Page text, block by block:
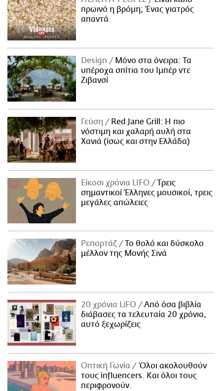
πρωινό η βρόμη; Ένας γιατρός
απαντά
Design
Μόνο στα όνειρα: Τα
υπέροχα σπίτια του Ιμπέρ ντε
Ζιβανσί
Γεύση
Red Jane Grill: Η πιο
νόστιμη και χαλαρή αυλή στα
Χανιά (ίσως και στην Ελλάδα)
Είκοσι χρόνια LIFO
Tρεις
σημαντικοί Έλληνες μουσικοί, τρεις
μεγάλες απώλειες
Ρεπορτάζ
Το θολό και δύσκολο
μέλλον της Μονής Σινά
20 χρόνια LiFO
Από όσα βιβλία
διάβασες τα τελευταία 20 χρόνια,
αυτό ξεχωρίζεις
Οπτική Γωνία
Όλοι ακολουθούν
τους influencers. Και όλοι τους
περιφρονούν.